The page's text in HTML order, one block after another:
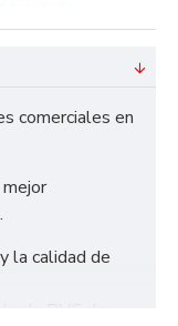
comerciales en
la calidad de
de PVC de